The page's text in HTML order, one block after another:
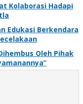
Kolaborasi Hadapi
Edukasi Berkendara
Oleh Pihak